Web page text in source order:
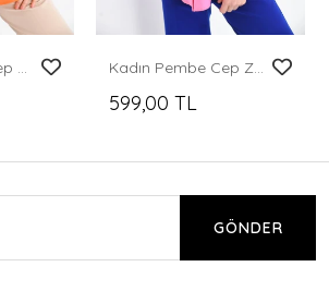
Kadın Orange Cep Zincir Süslemeli Çift Cep Detaylı Gömlek Kadın Pembe Cep Zincir Süslemeli Çift Cep Detaylı Gömlek
599,00 TL
GÖNDER